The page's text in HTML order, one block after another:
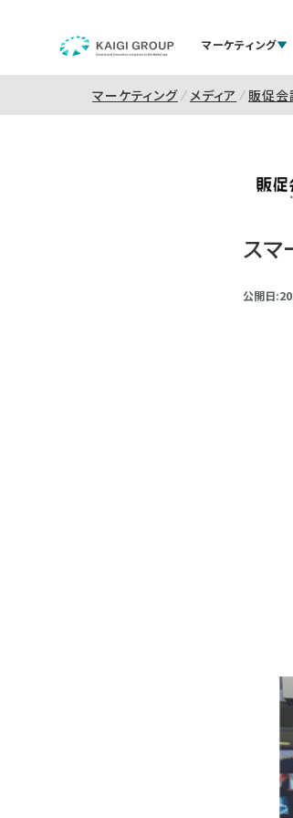
マーケティング
マーケティング メディア 販促会
ス
公開日